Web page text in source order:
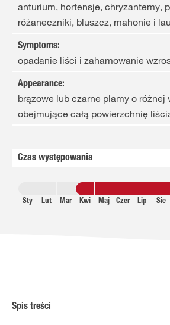
anturium, hortensje, chryzantemy,
różaneczniki, bluszcz, mahonie i
Symptoms:
opadanie liści i zahamowanie
Appearance:
brązowe lub czarne plamy o różnej
obejmujące całą powierzchnię
Czas występowania
Sty Lut Mar Kwi Maj Czer Lip Sie
Spis treści